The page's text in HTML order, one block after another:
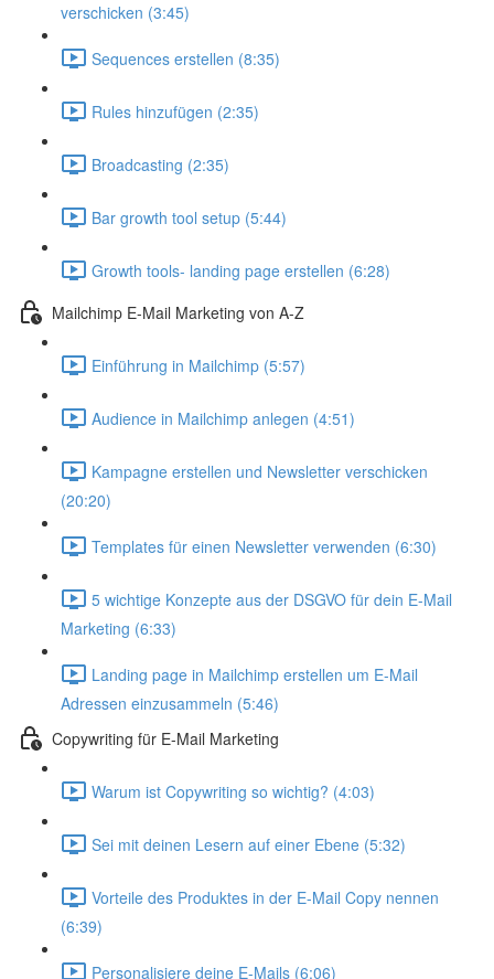
verschicken (3:45)
Sequences erstellen (8:35)
Rules hinzufügen (2:35)
Broadcasting (2:35)
Bar growth tool setup (5:44)
Growth tools- landing page erstellen (6:28)
Mailchimp E-Mail Marketing von A-Z
Einführung in Mailchimp (5:57)
Audience in Mailchimp anlegen (4:51)
Kampagne erstellen und Newsletter verschicken
(20:20)
Templates für einen Newsletter verwenden (6:30)
5 wichtige Konzepte aus der DSGVO für dein E-Mail
Marketing (6:33)
Landing page in Mailchimp erstellen um E-Mail
Adressen einzusammeln (5:46)
Copywriting für E-Mail Marketing
Warum ist Copywriting so wichtig? (4:03)
Sei mit deinen Lesern auf einer Ebene (5:32)
Vorteile des Produktes in der E-Mail Copy nennen
(6:39)
Personalisiere deine E-Mails (6:06)